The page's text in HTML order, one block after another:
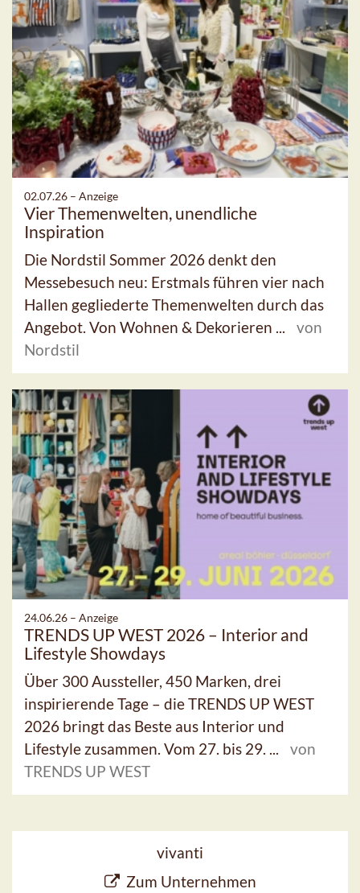
02.07.26 – Anzeige
Vier Themenwelten, unendliche
Inspiration
Die Nordstil Sommer 2026 denkt den
Messebesuch neu: Erstmals führen vier nach
Hallen gegliederte Themenwelten durch das
Angebot. Von Wohnen & Dekorieren ...
von
Nordstil
24.06.26 – Anzeige
TRENDS UP WEST 2026 – Interior and
Lifestyle Showdays
Über 300 Aussteller, 450 Marken, drei
inspirierende Tage – die TRENDS UP WEST
2026 bringt das Beste aus Interior und
Lifestyle zusammen. Vom 27. bis 29. ...
von
TRENDS UP WEST
vivanti
Zum Unternehmen